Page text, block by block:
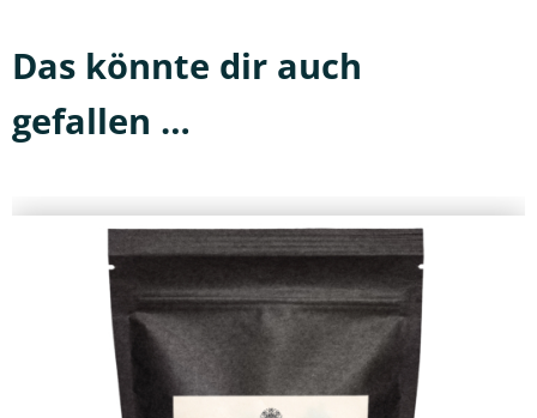
Das könnte dir auch
gefallen …
Produkt
mehrere
Varianten